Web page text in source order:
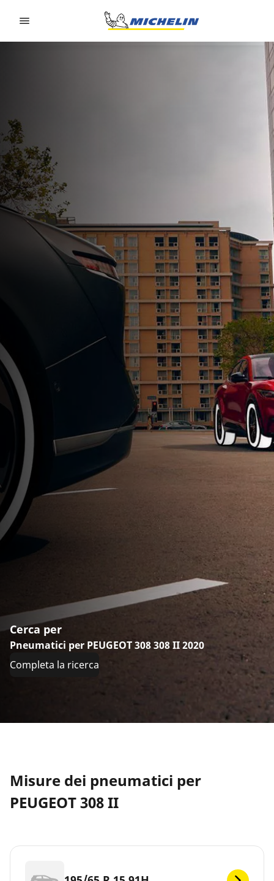
Cerca per
Pneumatici per PEUGEOT 308 308 II 2020
Completa la ricerca
Misure dei pneumatici per
PEUGEOT 308 II